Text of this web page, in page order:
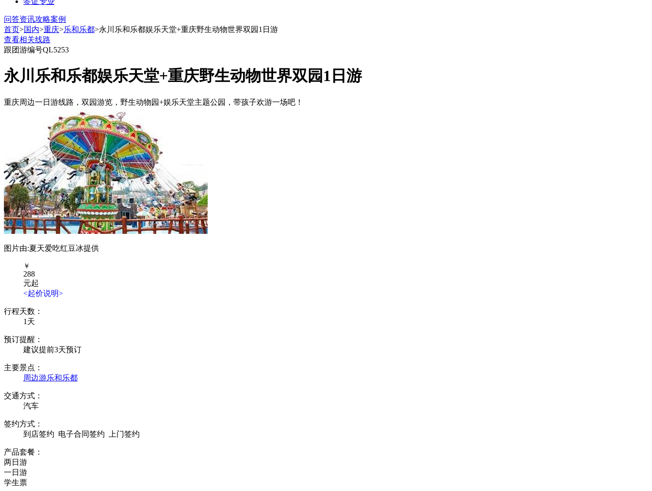
问答资讯攻略案例
首页>国内>重庆>乐和乐都>永川乐和乐都娱乐天堂+重庆野生动物世界双园1日游
查看相关线路
跟团游编号QL5253
永川乐和乐都娱乐天堂+重庆野生动物世界双园1日游
重庆周边一日游线路，双园游览，野生动物园+娱乐天堂主题公园，带孩子欢游一场吧！
图片由:夏天爱吃红豆冰提供
￥
288
元起
<起价说明>
行程天数：
1天
预订提醒：
建议提前3天预订
主要景点：
周边游乐和乐都
交通方式：
汽车
签约方式：
到店签约 电子合同签约 上门签约
产品套餐：
两日游
一日游
学生票